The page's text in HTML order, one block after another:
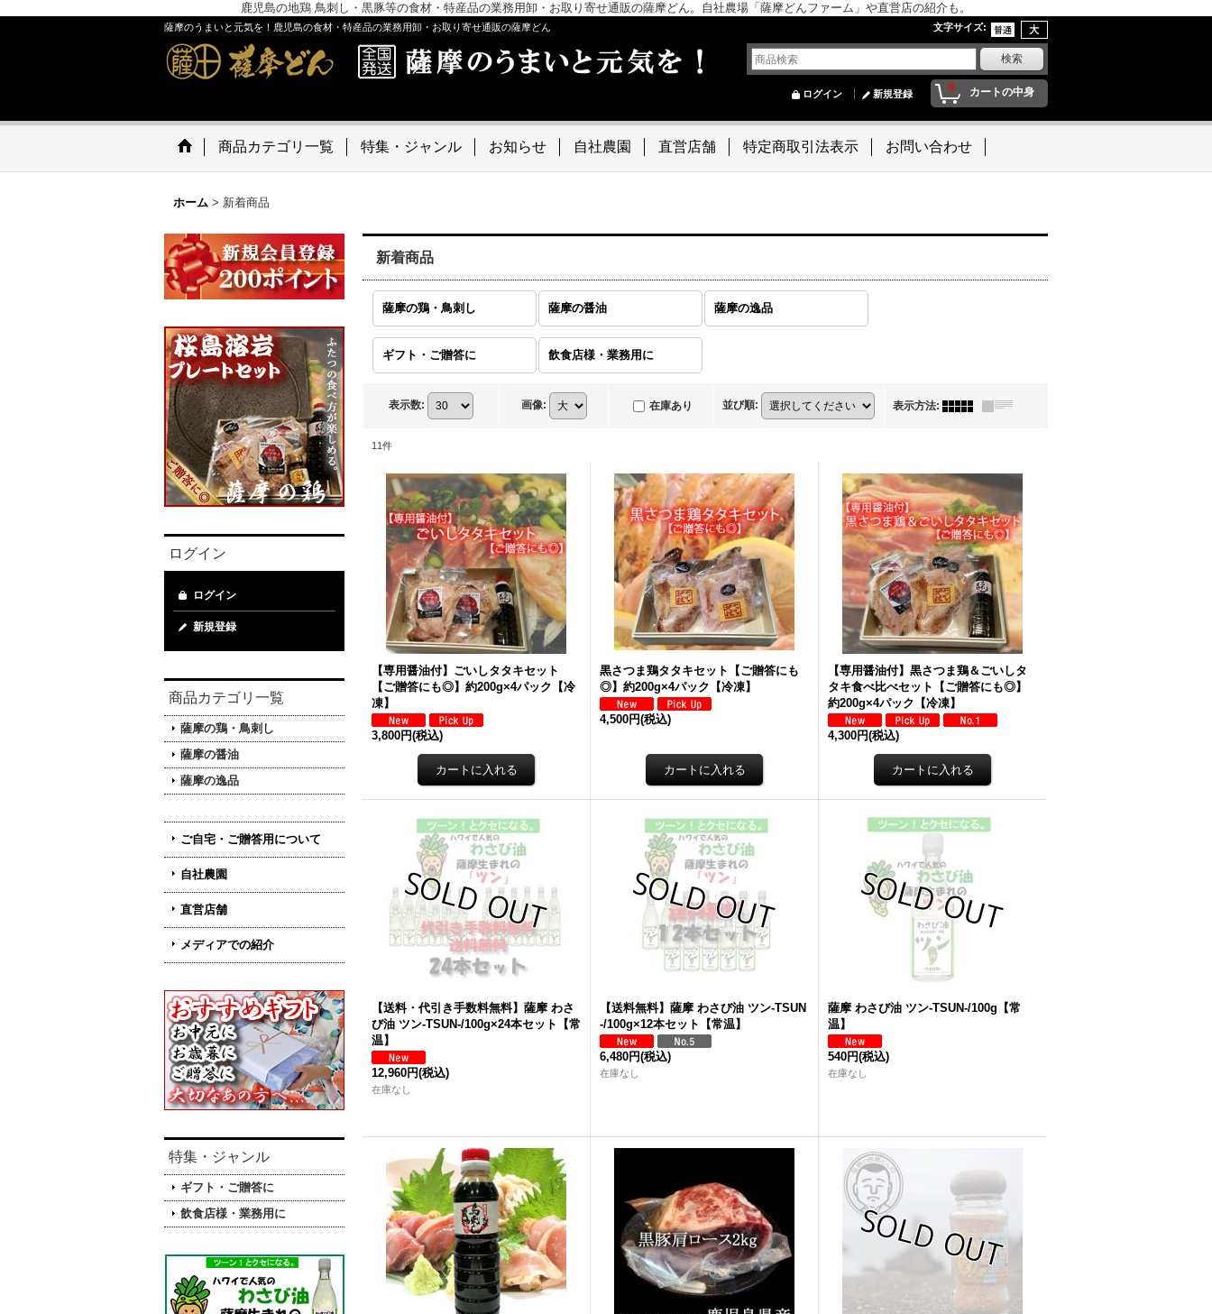
鹿児島の地鶏 鳥刺し・黒豚等の食材・特産品の業務用卸・お取り寄せ通販の薩摩どん。自社農場「薩摩どんファーム」や直営店の紹介も。
薩摩のうまいと元気を！鹿児島の食材・特産品の業務用卸・お取り寄せ通販の薩摩どん 文字サイズ:
0 カートの中身
ログイン 新規登録
商品カテゴリ一覧 特集・ジャンル お知らせ 自社農園 直営店舗 特定商取引法表示 お問い合わせ
ホーム > 新着商品
ログイン
ログイン
新規登録
商品カテゴリ一覧
薩摩の鶏・鳥刺し
薩摩の醤油
薩摩の逸品
ご自宅・ご贈答用について
自社農園
直営店舗
メディアでの紹介
特集・ジャンル
ギフト・ご贈答に
飲食店様・業務用に
新着商品
薩摩の鶏・鳥刺し 薩摩の醤油 薩摩の逸品
ギフト・ご贈答に 飲食店様・業務用に
表示数: 画像: 在庫あり 並び順: 表示方法:
11件
【専用醤油付】ごいしタタキセット
【ご贈答にも◎】約200g×4パック【冷
凍】
3,800円(税込)
黒さつま鶏タタキセット【ご贈答にも
◎】約200g×4パック【冷凍】
4,500円(税込)
【専用醤油付】黒さつま鶏＆ごいしタ
タキ食べ比べセット【ご贈答にも◎】
約200g×4パック【冷凍】
4,300円(税込)
【送料・代引き手数料無料】薩摩 わさ
び油 ツン-TSUN-/100g×24本セット【常
温】
12,960円(税込)
在庫なし
【送料無料】薩摩 わさび油 ツン-TSUN
-/100g×12本セット【常温】
6,480円(税込)
在庫なし
薩摩 わさび油 ツン-TSUN-/100g【常
温】
540円(税込)
在庫なし